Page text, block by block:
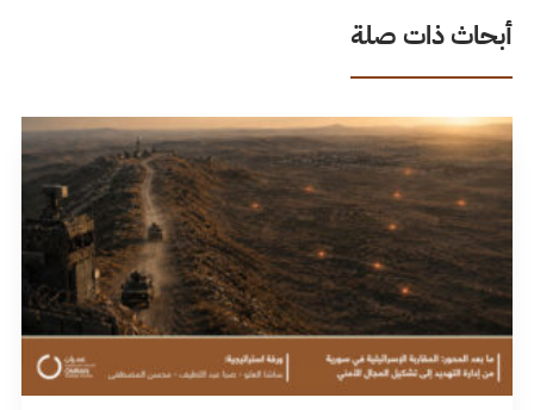
أبحاث ذات صلة